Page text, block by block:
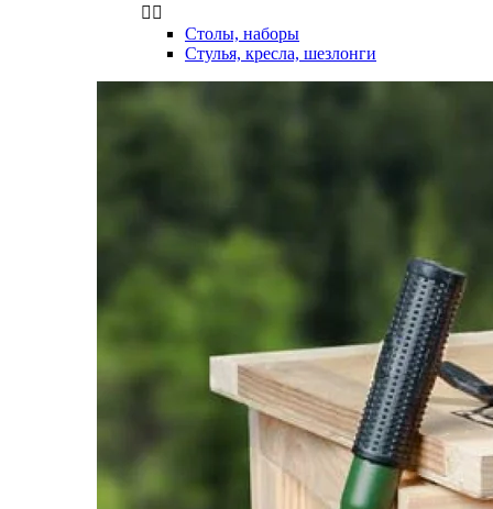
 
Столы, наборы
Стулья, кресла, шезлонги